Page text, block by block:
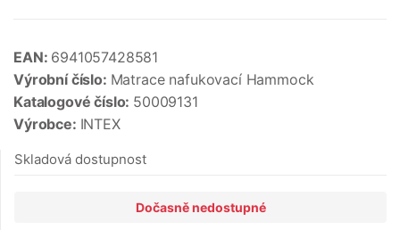
EAN: 6941057428581
Výrobní číslo: Matrace nafukovací Hammock
Katalogové číslo: 50009131
Výrobce: INTEX
Skladová dostupnost
Dočasně nedostupné